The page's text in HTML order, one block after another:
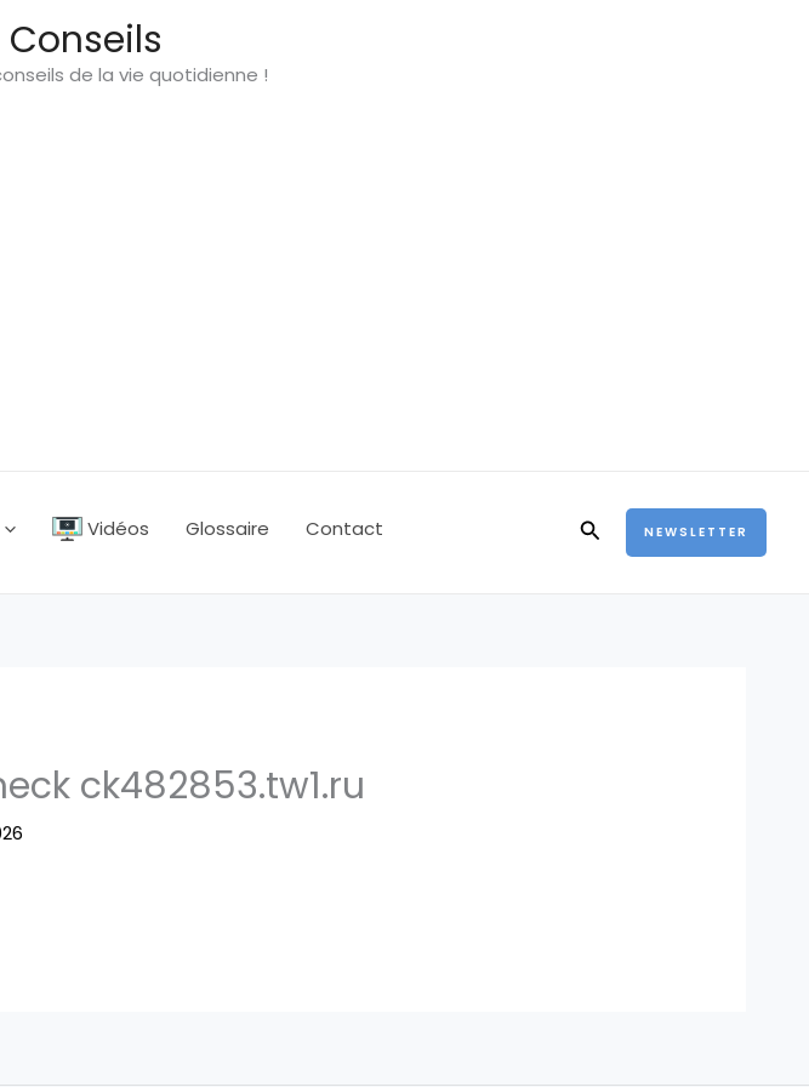
de la vie quotidienne !
Vidéos Glossaire Contact Rechercher
NEWSLETTER
ck482853.tw1.ru